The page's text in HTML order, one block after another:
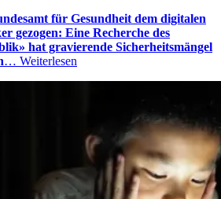
für Gesundheit dem digitalen
gezogen: Eine Recherche des
hat gravierende Sicherheitsmängel
… Weiterlesen